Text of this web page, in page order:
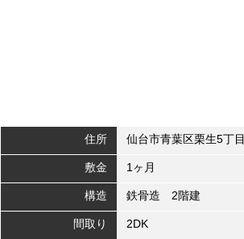
住所 仙台市青葉区栗生5丁目
敷金 1ヶ月
構造 鉄骨造 2階建
間取り 2DK